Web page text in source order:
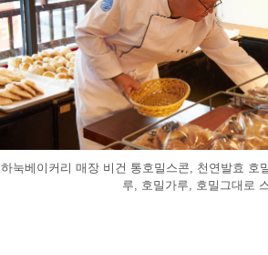
하눅베이커리 매장 비건 통호밀스콘, 천연발효 호
루, 호밀가루, 호밀그대로